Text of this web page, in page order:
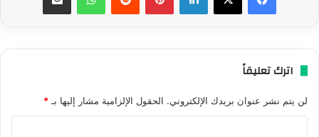
اترك تعليقاً
لن يتم نشر عنوان بريدك الإلكتروني. الحقول الإلزامية مشار إليها بـ *